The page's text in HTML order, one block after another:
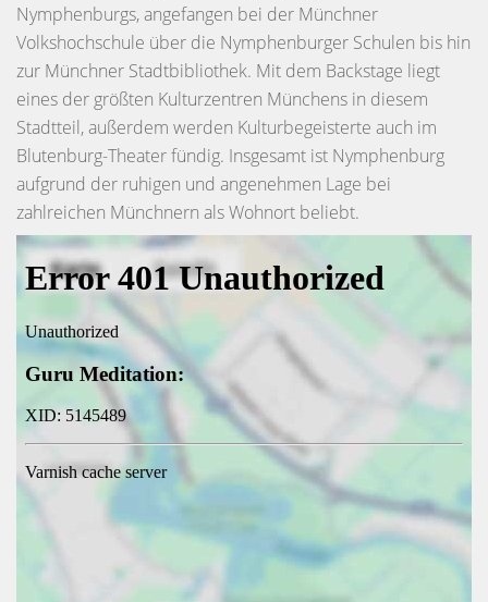
Nymphenburgs, angefangen bei der Münchner
Volkshochschule über die Nymphenburger Schulen bis hin
zur Münchner Stadtbibliothek. Mit dem Backstage liegt
eines der größten Kulturzentren Münchens in diesem
Stadtteil, außerdem werden Kulturbegeisterte auch im
Blutenburg-Theater fündig. Insgesamt ist Nymphenburg
aufgrund der ruhigen und angenehmen Lage bei
zahlreichen Münchnern als Wohnort beliebt.